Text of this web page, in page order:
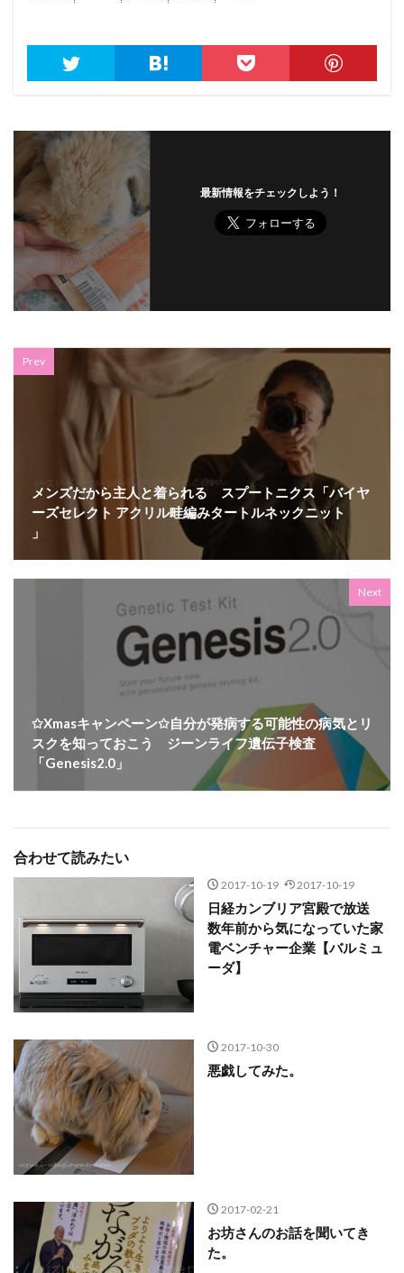
最新情報をチェックしよう！
Prev
メンズだから主人と着られる スプートニクス「バイヤ
ーズセレクト アクリル畦編みタートルネックニット
」
Next
✩Xmasキャンペーン✩自分が発病する可能性の病気とリ
スクを知っておこう ジーンライフ遺伝子検査
「Genesis2.0」
合わせて読みたい
2017-10-19 2017-10-19
日経カンブリア宮殿で放送
数年前から気になっていた家
電ベンチャー企業【バルミュ
ーダ】
2017-10-30
悪戯してみた。
2017-02-21
お坊さんのお話を聞いてき
た。